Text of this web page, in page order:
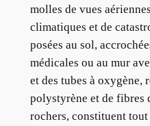
molles de vues
climatiques et de
posées au sol,
médicales ou au mur
et des tubes à oxygène,
polystyrène et de fibres
rochers, constituent